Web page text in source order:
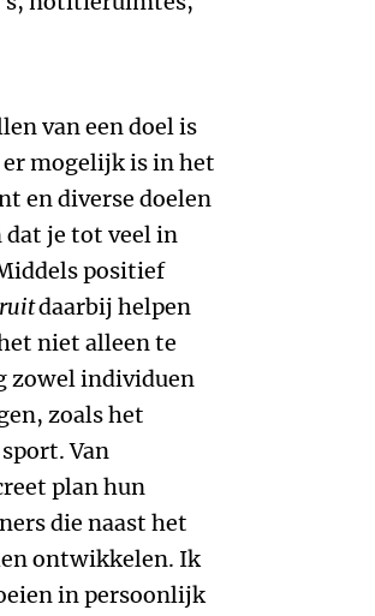
van een doel is
mogelijk is in het
en diverse doelen
dat je tot veel in
positief
daarbij helpen
niet alleen te
zowel individuen
zoals het
Van
plan hun
die naast het
ontwikkelen. Ik
in persoonlijk